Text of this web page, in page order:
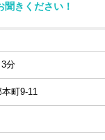
きください！
分
町9-11